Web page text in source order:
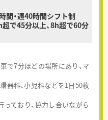
間・週40時間シフト制
で45分以上、8h超で60分
で7分ほどの場所にあり、マ
器科、小児科などを1日50枚
ており、協力し合いながら